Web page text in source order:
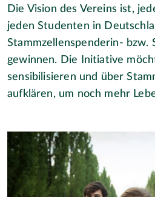
Die Vision des Vereins ist,
jeden Studenten in
Stammzellenspenderin- bzw.
gewinnen. Die Initiative
sensibilisieren und über
aufklären, um noch mehr